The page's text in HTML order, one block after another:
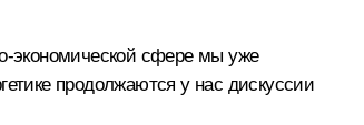
экономической сфере мы уже
продолжаются у нас дискуссии